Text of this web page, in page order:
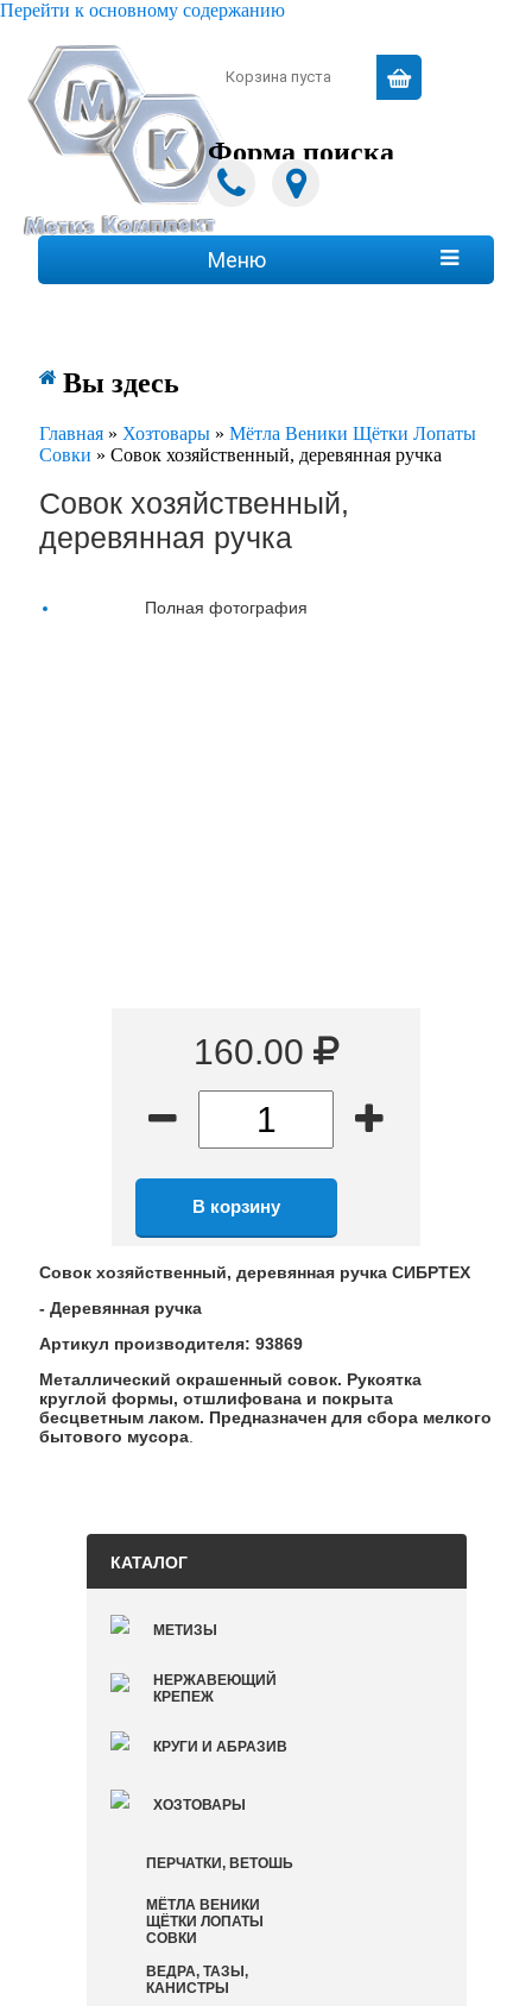
Перейти к основному содержанию
Корзина пуста
Форма поиска
Меню
КАТАЛОГ
МЕТИЗЫ
НЕРЖАВЕЮЩИЙ
КРЕПЕЖ
КРУГИ И АБРАЗИВ
ХОЗТОВАРЫ
ПЕРЧАТКИ, ВЕТОШЬ
МЁТЛА ВЕНИКИ
ЩЁТКИ ЛОПАТЫ
СОВКИ
ВЕДРА, ТАЗЫ,
КАНИСТРЫ
 Вы здесь
Главная » Хозтовары » Мётла Веники Щётки Лопаты
Совки » Совок хозяйственный, деревянная ручка
Совок хозяйственный,
деревянная ручка
Полная фотография
160.00
Совок хозяйственный, деревянная ручка СИБРТЕХ
- Деревянная ручка
Артикул производителя: 93869
Металлический окрашенный совок. Рукоятка
круглой формы, отшлифована и покрыта
бесцветным лаком. Предназначен для сбора мелкого
бытового мусора.